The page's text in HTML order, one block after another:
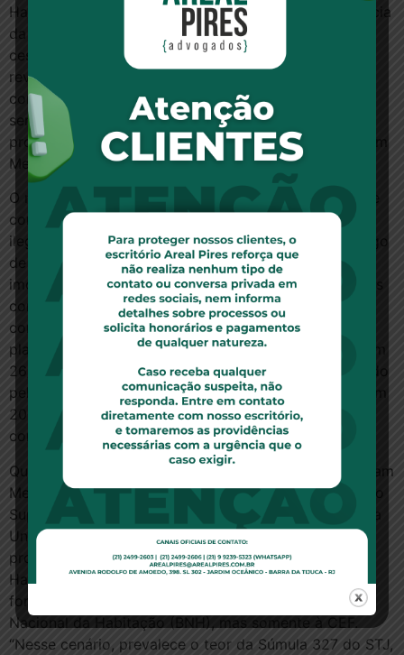
Habitação, realizada após 25/10/1996, exige a anuência
da instituição financeira mutuante para que o
cessionário adquira legitimidade ativa para requerer
revisão das condições ajustadas, tanto para os
contratos garantidos pelo FCVS como para aqueles
sem a referida cobertura”, explicou o relator do
processo na Turma, desembargador federal Jirair Aram
Meguerian.
O magistrado afirmou, ainda, que, em tese, poderia se
concluir que a sentença deveria ser anulada por
ilegitimidade ativa para a causa, nos termos do Código
de Processo Civil, por ter sido realizada a cessão do
imóvel por contrato de gaveta, mas que o caso é mais
complexo: “a questão em exame não é tão simples
como pode a princípio parecer, pois cotejando as
planilhas de emissão da própria CEF, é patente que em
26/03/1998 o contrato de financiamento fora liquidado
pelo FCVS, o que demonstra que a autora adquirira em
2008 um imóvel que não integrava mais o SFH, só
constando a “não liberação” em 2009”.
Quanto à inclusão da União no pólo passivo, Jirair Aram
Meguerian destacou que é pacífica a jurisprudência do
Superior Tribunal de Justiça (STJ) no sentido de que a
União não tem legitimidade para ser ré em ações
propostas por mutuários do Sistema Financeiro da
Habitação, tendo em vista que ao ente público não
foram transferidos os direitos e obrigações do Banco
Nacional da Habitação (BNH), mas somente à CEF.
“Nesse cenário, prevalece o teor da Súmula 327 do STJ,